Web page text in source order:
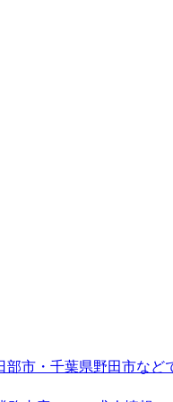
部市・千葉県野田市な